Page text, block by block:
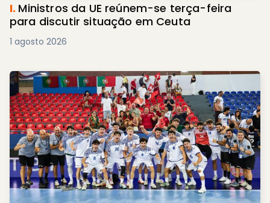
I. Ministros da UE reúnem-se terça-feira
para discutir situação em Ceuta
1 agosto 2026